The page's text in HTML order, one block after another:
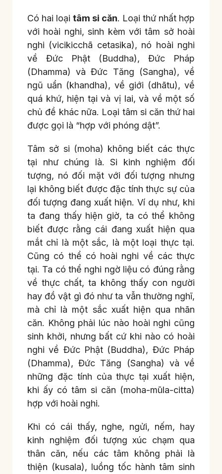
Có hai loại tâm si căn. Loại thứ nhất hợp
với hoài nghi, sinh kèm với tâm sở hoài
nghi (vicikicchā cetasika), nó hoài nghi
về Đức Phật (Buddha), Đức Pháp
(Dhamma) và Đức Tăng (Sangha), về
ngũ uẩn (khandha), về giới (dhātu), về
quá khứ, hiện tại và vị lai, và về một số
chủ đề khác nữa. Loại tâm si căn thứ hai
được gọi là “hợp với phóng dật”.
Tâm sở si (moha) không biết các thực
tại như chúng là. Si kinh nghiệm đối
tượng, nó đối mặt với đối tượng nhưng
lại không biết được đặc tính thực sự của
đối tượng đang xuất hiện. Ví dụ như, khi
ta đang thấy hiện giờ, ta có thể không
biết được rằng cái đang xuất hiện qua
mắt chỉ là một sắc, là một loại thực tại.
Cũng có thể có hoài nghi về các thực
tại. Ta có thể nghi ngờ liệu có đúng rằng
về thực chất, ta không thấy con người
hay đồ vật gì đó như ta vẫn thường nghĩ,
mà chỉ là một sắc xuất hiện qua nhãn
căn. Không phải lúc nào hoài nghi cũng
sinh khởi, nhưng bất cứ khi nào có hoài
nghi về Đức Phật (Buddha), Đức Pháp
(Dhamma), Đức Tăng (Sangha) và về
những đặc tính của thực tại xuất hiện,
khi ấy có tâm si căn (moha-mūla-citta)
hợp với hoài nghi.
Khi có cái thấy, nghe, ngửi, nếm, hay
kinh nghiệm đối tượng xúc chạm qua
thân căn, nếu các tâm không phải là
thiện (kusala), luồng tốc hành tâm sinh